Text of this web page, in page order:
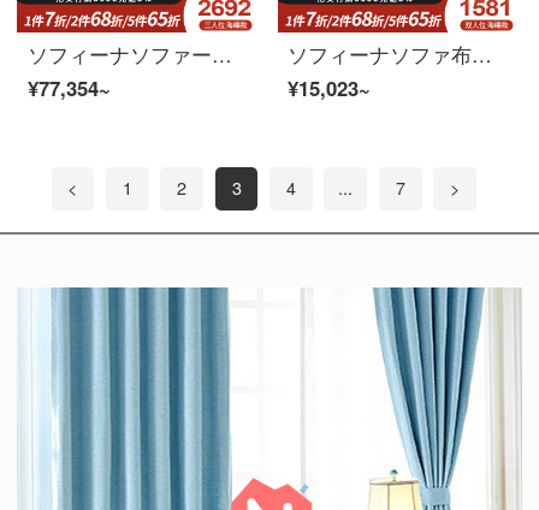
ソフィーナソファーの科学技術布ソファ現代簡単な無料の布ゴムリビングの一字型の直列四人のリビングルームの家具のシングル席+二人の位+三人の位のラテックスのスタイル
¥77,354~
ソフィーナソファ布芸ソファー科学技術布ソファー小型ソファーリビングルーム現代簡単リビング家具ソファシングル位ラテックスモデル
¥15,023~
< 1 2 3 4 ... 7 >